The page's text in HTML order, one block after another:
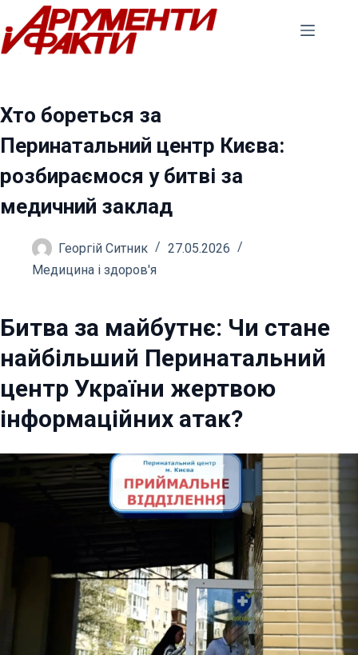
Перейти
до
вмісту
Хто бореться за
Перинатальний центр Києва:
розбираємося у битві за
медичний заклад
Георгій Ситник
27.05.2026
Медицина і здоров'я
Битва за майбутнє: Чи стане
найбільший Перинатальний
центр України жертвою
інформаційних атак?